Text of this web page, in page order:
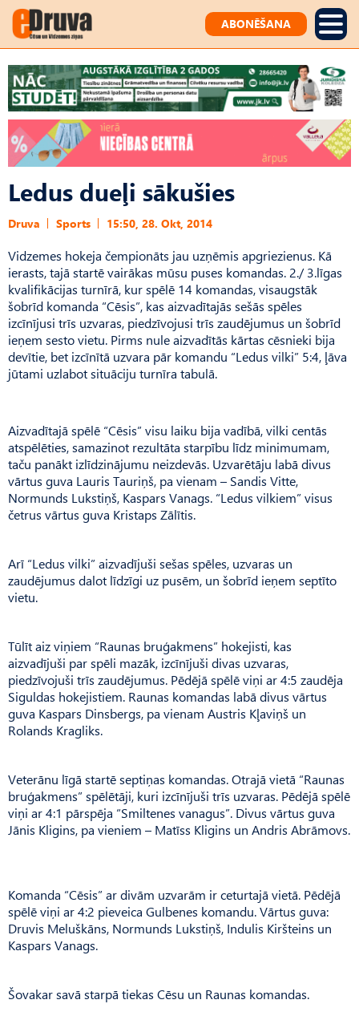
ABONĒŠANA
Ledus dueļi sākušies
Druva Sports 15:50, 28. Okt, 2014
Vidzemes hokeja čempionāts jau uzņēmis apgriezienus. Kā
ierasts, tajā startē vairākas mūsu puses komandas. 2./ 3.līgas
kvalifikācijas turnīrā, kur spēlē 14 komandas, visaugstāk
šobrīd komanda “Cēsis”, kas aizvadītajās sešās spēles
izcīnījusi trīs uzvaras, piedzīvojusi trīs zaudējumus un šobrīd
ieņem sesto vietu. Pirms nule aizvadītās kārtas cēsnieki bija
devītie, bet izcīnītā uzvara pār komandu “Ledus vilki” 5:4, ļāva
jūtami uzlabot situāciju turnīra tabulā.
Aizvadītajā spēlē “Cēsis” visu laiku bija vadībā, vilki centās
atspēlēties, samazinot rezultāta starpību līdz minimumam,
taču panākt izlīdzinājumu neizdevās. Uzvarētāju labā divus
vārtus guva Lauris Tauriņš, pa vienam – Sandis Vitte,
Normunds Lukstiņš, Kaspars Vanags. “Ledus vilkiem” visus
četrus vārtus guva Kristaps Zālītis.
Arī “Ledus vilki” aizvadījuši sešas spēles, uzvaras un
zaudējumus dalot līdzīgi uz pusēm, un šobrīd ieņem septīto
vietu.
Tūlīt aiz viņiem “Raunas bruģakmens” hokejisti, kas
aizvadījuši par spēli mazāk, izcīnījuši divas uzvaras,
piedzīvojuši trīs zaudējumus. Pēdējā spēlē viņi ar 4:5 zaudēja
Siguldas hokejistiem. Raunas komandas labā divus vārtus
guva Kaspars Dinsbergs, pa vienam Austris Kļaviņš un
Rolands Kragliks.
Veterānu līgā startē septiņas komandas. Otrajā vietā “Raunas
bruģakmens” spēlētāji, kuri izcīnījuši trīs uzvaras. Pēdējā spēlē
viņi ar 4:1 pārspēja “Smiltenes vanagus”. Divus vārtus guva
Jānis Kligins, pa vieniem – Matīss Kligins un Andris Abrāmovs.
Komanda “Cēsis” ar divām uzvarām ir ceturtajā vietā. Pēdējā
spēlē viņi ar 4:2 pieveica Gulbenes komandu. Vārtus guva:
Druvis Meluškāns, Normunds Lukstiņš, Indulis Kiršteins un
Kaspars Vanags.
Šovakar savā starpā tiekas Cēsu un Raunas komandas.